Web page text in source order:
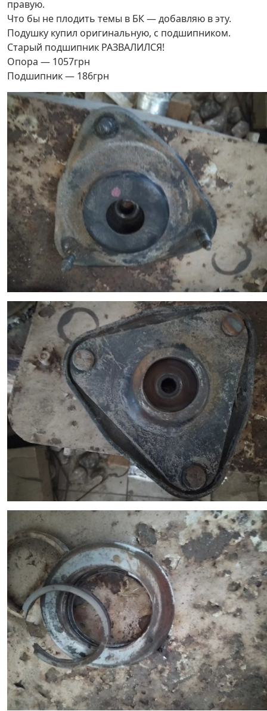
правую.
Что бы не плодить темы в БК — добавляю в эту.
Подушку купил оригинальную, с подшипником.
Старый подшипник РАЗВАЛИЛСЯ!
Опора — 1057грн
Подшипник — 186грн